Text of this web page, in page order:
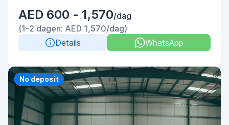
AED 600 - 1,570/dag
(1-2 dagen: AED 1,570/dag)
Details
WhatsApp
Priority
No deposit